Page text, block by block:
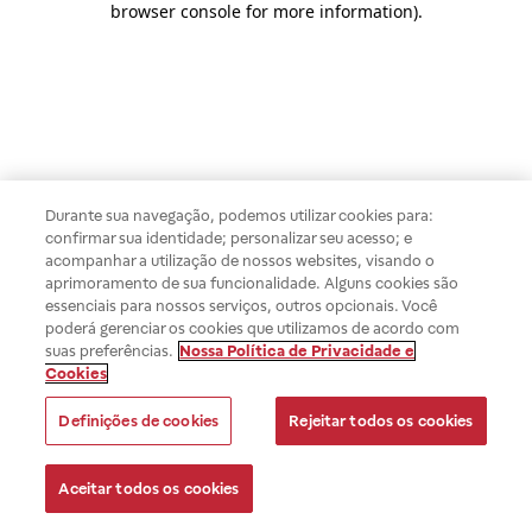
browser console for more information).
Durante sua navegação, podemos utilizar cookies para:
confirmar sua identidade; personalizar seu acesso; e
acompanhar a utilização de nossos websites, visando o
aprimoramento de sua funcionalidade. Alguns cookies são
essenciais para nossos serviços, outros opcionais. Você
poderá gerenciar os cookies que utilizamos de acordo com
suas preferências. Nossa Política de Privacidade e
Cookies
Definições de cookies Rejeitar todos os cookies
Aceitar todos os cookies